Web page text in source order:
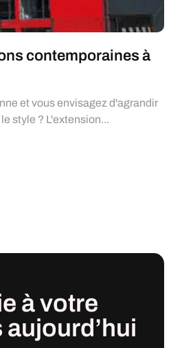
contemporaines à
et vous envisagez d'agrandir
style ? L'extension...
à votre
aujourd’hui